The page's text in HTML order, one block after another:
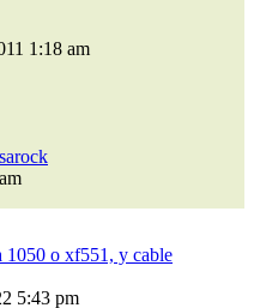
1:18 am
1050 o xf551, y cable
5:43 pm